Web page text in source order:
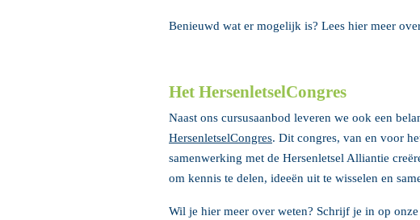
Benieuwd wat er mogelijk is? Lees hier meer
Het HersenletselCongres
Naast ons cursusaanbod leveren we ook een
HersenletselCongres. Dit congres, van en voor
samenwerking met de Hersenletsel Alliantie
om kennis te delen, ideeën uit te wisselen en
Wil je hier meer over weten? Schrijf je in op onze